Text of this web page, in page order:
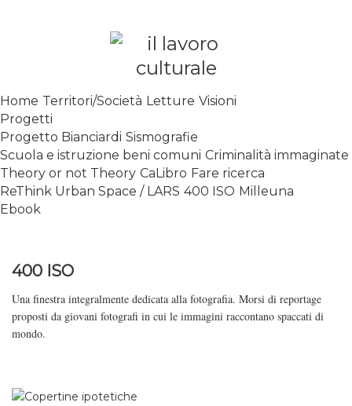
SPALANCARE LE FINESTRE DEI
CONTEMPORANEO
Home Territori/Società Letture Visioni
Progetti
Progetto Bianciardi Sismografie
Scuola e istruzione beni comuni Criminalità immaginate
Theory or not Theory CaLibro Fare ricerca
ReThink Urban Space / LARS 400 ISO Milleuna
Ebook
400 ISO
Una finestra integralmente dedicata alla fotografia. Morsi di reportage
proposti da giovani fotografi in cui le immagini raccontano spaccati di
mondo.